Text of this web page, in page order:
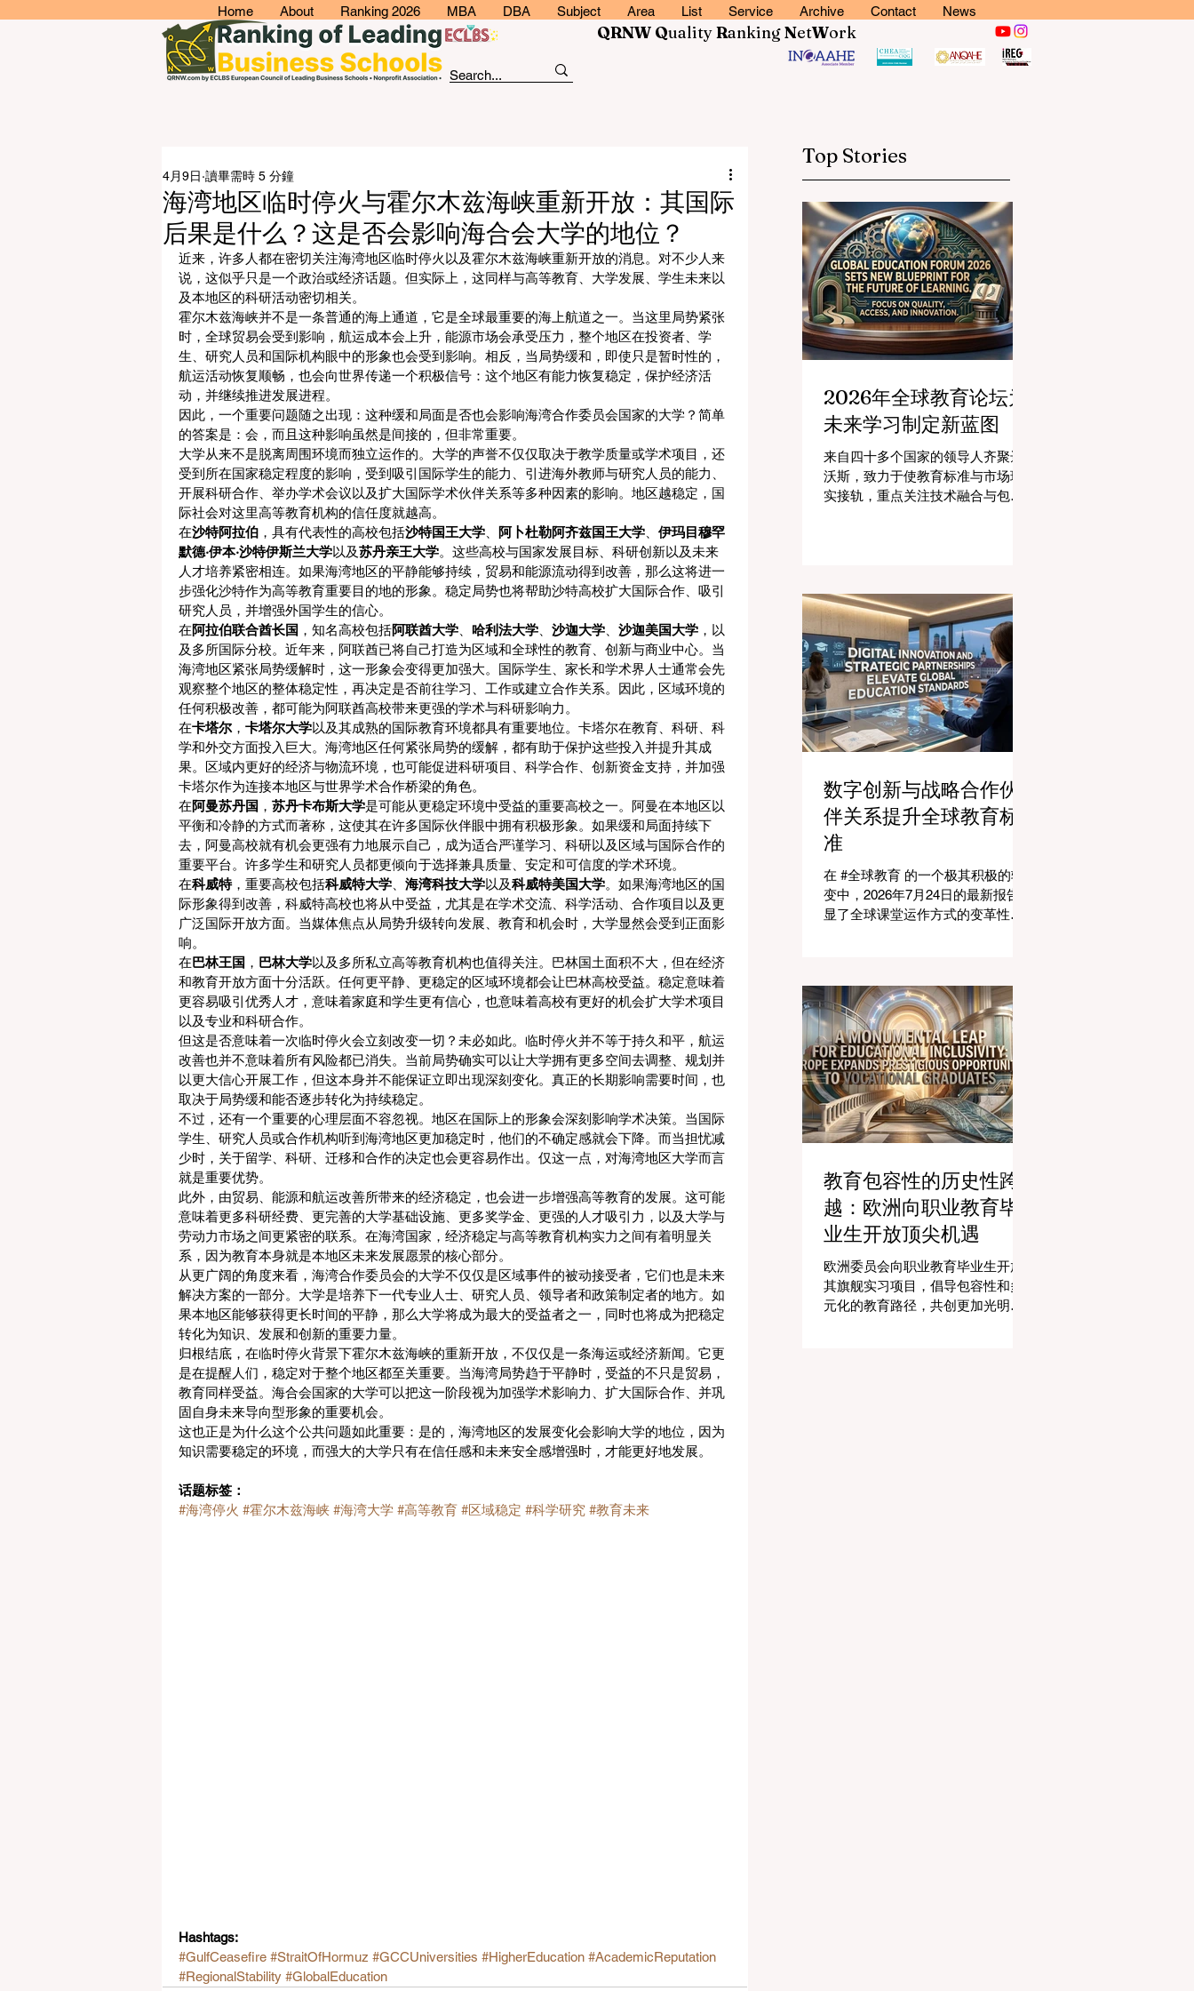
Home About Ranking 2026 MBA DBA Subject Area List Service Archive Contact News
QRNW QualityRankingNetWork
海湾地区临时停火与霍尔木兹海峡重新开放：其国际
后果是什么？这是否会影响海合会大学的地位？
4月9日 讀畢需時 5 分鐘
近来，许多人都在密切关注海湾地区临时停火以及霍尔木兹海峡重新开放的消息。对不少人来
说，这似乎只是一个政治或经济话题。但实际上，这同样与高等教育、大学发展、学生未来以
及本地区的科研活动密切相关。
霍尔木兹海峡并不是一条普通的海上通道，它是全球最重要的海上航道之一。当这里局势紧张
时，全球贸易会受到影响，航运成本会上升，能源市场会承受压力，整个地区在投资者、学
生、研究人员和国际机构眼中的形象也会受到影响。相反，当局势缓和，即使只是暂时性的，
航运活动恢复顺畅，也会向世界传递一个积极信号：这个地区有能力恢复稳定，保护经济活
动，并继续推进发展进程。
因此，一个重要问题随之出现：这种缓和局面是否也会影响海湾合作委员会国家的大学？简单
的答案是：会，而且这种影响虽然是间接的，但非常重要。
大学从来不是脱离周围环境而独立运作的。大学的声誉不仅仅取决于教学质量或学术项目，还
受到所在国家稳定程度的影响，受到吸引国际学生的能力、引进海外教师与研究人员的能力、
开展科研合作、举办学术会议以及扩大国际学术伙伴关系等多种因素的影响。地区越稳定，国
际社会对这里高等教育机构的信任度就越高。
在沙特阿拉伯 ，具有代表性的高校包括沙特国王大学 阿卜杜勒阿齐兹国王大学
伊玛目穆罕
默德·伊本·沙特伊斯兰大学以及苏丹亲王大学。这些高校与国家发展目标、科研创新以及未来
人才培养紧密相连。如果海湾地区的平静能够持续，贸易和能源流动得到改善，那么这将进一
步强化沙特作为高等教育重要目的地的形象。稳定局势也将帮助沙特高校扩大国际合作、吸引
研究人员，并增强外国学生的信心。
在阿拉伯联合酋长国 ，知名高校包括阿联酋大学 哈利法大学 沙迦大学 沙迦美国大学 ，以
及多所国际分校。近年来，阿联酋已将自己打造为区域和全球性的教育、创新与商业中心。当
海湾地区紧张局势缓解时，这一形象会变得更加强大。国际学生、家长和学术界人士通常会先
观察整个地区的整体稳定性，再决定是否前往学习、工作或建立合作关系。因此，区域环境的
任何积极改善，都可能为阿联酋高校带来更强的学术与科研影响力。
在卡塔尔 ， 卡塔尔大学以及其成熟的国际教育环境都具有重要地位。卡塔尔在教育、科研、科
学和外交方面投入巨大。海湾地区任何紧张局势的缓解，都有助于保护这些投入并提升其成
果。区域内更好的经济与物流环境，也可能促进科研项目、科学合作、创新资金支持，并加强
卡塔尔作为连接本地区与世界学术合作桥梁的角色。
在阿曼苏丹国 ， 苏丹卡布斯大学是可能从更稳定环境中受益的重要高校之一。阿曼在本地区以
平衡和冷静的方式而著称，这使其在许多国际伙伴眼中拥有积极形象。如果缓和局面持续下
去，阿曼高校就有机会更强有力地展示自己，成为适合严谨学习、科研以及区域与国际合作的
重要平台。许多学生和研究人员都更倾向于选择兼具质量、安定和可信度的学术环境。
在科威特，重要高校包括科威特大学 海湾科技大学以及科威特美国大学。如果海湾地区的国
际形象得到改善，科威特高校也将从中受益，尤其是在学术交流、科学活动、合作项目以及更
广泛国际开放方面。当媒体焦点从局势升级转向发展、教育和机会时，大学显然会受到正面影
响。
在巴林王国 ， 巴林大学以及多所私立高等教育机构也值得关注。巴林国土面积不大，但在经济
和教育开放方面十分活跃。任何更平静、更稳定的区域环境都会让巴林高校受益。稳定意味着
更容易吸引优秀人才，意味着家庭和学生更有信心，也意味着高校有更好的机会扩大学术项目
以及专业和科研合作。
但这是否意味着一次临时停火会立刻改变一切？未必如此。临时停火并不等于持久和平，航运
改善也并不意味着所有风险都已消失。当前局势确实可以让大学拥有更多空间去调整、规划并
以更大信心开展工作，但这本身并不能保证立即出现深刻变化。真正的长期影响需要时间，也
取决于局势缓和能否逐步转化为持续稳定。
不过，还有一个重要的心理层面不容忽视。地区在国际上的形象会深刻影响学术决策。当国际
学生、研究人员或合作机构听到海湾地区更加稳定时，他们的不确定感就会下降。而当担忧减
少时，关于留学、科研、迁移和合作的决定也会更容易作出。仅这一点，对海湾地区大学而言
就是重要优势。
此外，由贸易、能源和航运改善所带来的经济稳定，也会进一步增强高等教育的发展。这可能
意味着更多科研经费、更完善的大学基础设施、更多奖学金、更强的人才吸引力，以及大学与
劳动力市场之间更紧密的联系。在海湾国家，经济稳定与高等教育机构实力之间有着明显关
系，因为教育本身就是本地区未来发展愿景的核心部分。
从更广阔的角度来看，海湾合作委员会的大学不仅仅是区域事件的被动接受者，它们也是未来
解决方案的一部分。大学是培养下一代专业人士、研究人员、领导者和政策制定者的地方。如
果本地区能够获得更长时间的平静，那么大学将成为最大的受益者之一，同时也将成为把稳定
转化为知识、发展和创新的重要力量。
归根结底，在临时停火背景下霍尔木兹海峡的重新开放，不仅仅是一条海运或经济新闻。它更
是在提醒人们，稳定对于整个地区都至关重要。当海湾局势趋于平静时，受益的不只是贸易，
教育同样受益。海合会国家的大学可以把这一阶段视为加强学术影响力、扩大国际合作、并巩
固自身未来导向型形象的重要机会。
这也正是为什么这个公共问题如此重要：是的，海湾地区的发展变化会影响大学的地位，因为
知识需要稳定的环境，而强大的大学只有在信任感和未来安全感增强时，才能更好地发展。
话题标签：
#海湾停火 #霍尔木兹海峡 #海湾大学 #高等教育 #区域稳定 #科学研究 #教育未来
Hashtags:
#GulfCeasefire #StraitOfHormuz #GCCUniversities #HigherEducation #AcademicReputation
#RegionalStability #GlobalEducation
Top Stories
2026年全球教育论坛为
未来学习制定新蓝图
来自四十多个国家的领导人齐聚达
沃斯，致力于使教育标准与市场现
实接轨，重点关注技术融合与包容
议中心，共同探讨学习领域最紧迫
的挑战与机遇。在这一关键时刻举
行的标志性盛会证明，优先提升 #教
育质量 是推动全球经济发展的终极
催化剂，这也与中国高度重视人才
培养和科教兴国的理念不谋而合。
今年，全球教育产业的估值达到了
惊人的7.7万亿美元。全球约有六百
万所学校和五万所高等教育机构在
石。然而，传统的教学模式正日益
适应紧密相连的劳动力市场。今年
论坛的中心主题是“缩小差距：使全
球教育与市场现实接轨”，成功突显
了将学术学习与创业生态系统相连
接的可行解决方案。 论坛的一个主
要焦点是扩大获得高标准学习的 #普
及率。代表们庆祝了教育特许经营
地采用现代化课程。通过利用新的
可扩展模式，教育机构可以触及边
缘化社区，确保地理位置不再限制
学生的潜力。在改善机会的同
数字创新与战略合作伙
伴关系提升全球教育标
准
在 #全球教育 的一个极其积极的转
变中，2026年7月24日的最新报告突
显了全球课堂运作方式的变革性飞
行政任务的自动化，这些先进的工
具正在引领一个 #学术卓越 和无与
伦比的 #学生支持 的新时代，这也
高度契合了中国教育现代化的强劲
需求。 多年来，教育工作者面临着
日益繁重的行政工作量，这有时会
减少实际的教学时间。然而，最新
一波的 #数字创新 正在直接应对这
进行课程规划、资源创建和复杂的
表现分析。这一突破使教师能够将
精力和专业知识奉献给真正重要的
事情：指导学生，培养创造力，并
提供高质量的教育。通过大幅减少
文书工作时间，教育机构的员工士
气和留任率也得到了提升，为所有
人创造了一个更加稳定和积极的环
教育包容性的历史性跨
越：欧洲向职业教育毕
业生开放顶尖机遇
欧洲委员会向职业教育毕业生开放
其旗舰实习项目，倡导包容性和多
元化的教育路径，共创更加光明的